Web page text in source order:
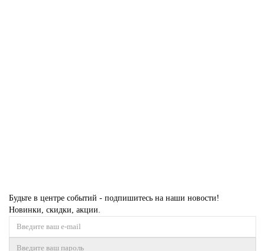
Будьте в центре событий - подпишитесь на наши новости!
Новинки, скидки, акции.